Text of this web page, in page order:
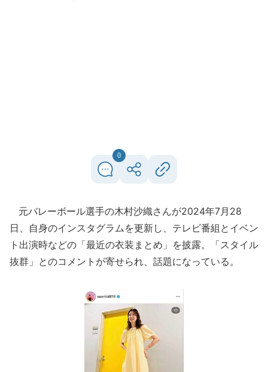
0
元バレーボール選手の木村沙織さんが2024年7月28
日、自身のインスタグラムを更新し、テレビ番組とイベン
ト出演時などの「最近の衣装まとめ」を披露。「スタイル
抜群」とのコメントが寄せられ、話題になっている。